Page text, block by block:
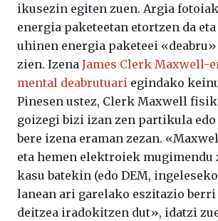
ikusezin egiten zuen. Argia
energia paketeetan etortzen da
uhinen energia paketeei
zien. Izena James Clerk Maxwell-
mental deabrutuari egindako
Pinesen ustez, Clerk Maxwell
goizegi bizi izan zen partikula
bere izena eraman zezan.
eta hemen elektroiek mugimendu
kasu batekin (edo DEM,
lanean ari garelako eszitazio
deitzea iradokitzen dut», idatzi